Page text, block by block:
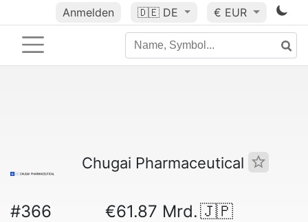
Anmelden 🇩🇪 DE € EUR
Chugai Pharmaceutical
#366 €61.87 Mrd.🇯🇵